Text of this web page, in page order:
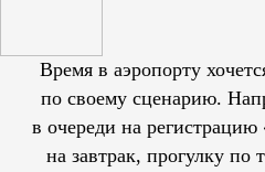
Время в аэропорту
по своему сценарию.
в очереди на регистрацию
на завтрак, прогулку по